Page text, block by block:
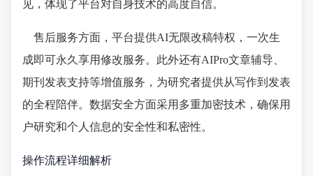
见，体现了平台对自身技术的高度自信。
售后服务方面，平台提供AI无限改稿特权，一次生
成即可永久享用修改服务。此外还有AIPro文章辅导、
期刊发表支持等增值服务，为研究者提供从写作到发表
的全程陪伴。数据安全方面采用多重加密技术，确保用
户研究和个人信息的安全性和私密性。
操作流程详细解析